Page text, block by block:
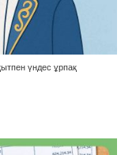
үндес ұрпақ